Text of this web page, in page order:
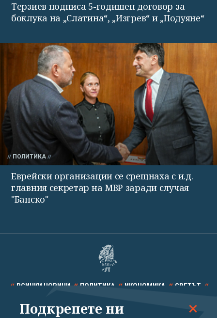
Терзиев подписа 5-годишен договор за
боклука на „Слатина“, „Изгрев“ и „Подуяне“
ПОЛИТИКА
Еврейски организации се срещнаха с и.д.
главния секретар на МВР заради случая
"Банско"
ВСИЧКИ НОВИНИ ПОЛИТИКА ИКОНОМИКА СВЕТЪТ
СПОРТ КУЛТУРА ТЕХНОЛОГИИ КАЛЕЙДОСКОП
Подкрепете ни